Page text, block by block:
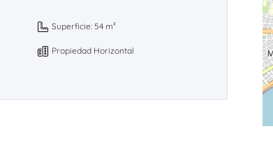
Superficie: 54 m²
Propiedad Horizontal